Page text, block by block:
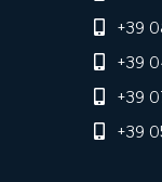
+39
+39
+39
+39